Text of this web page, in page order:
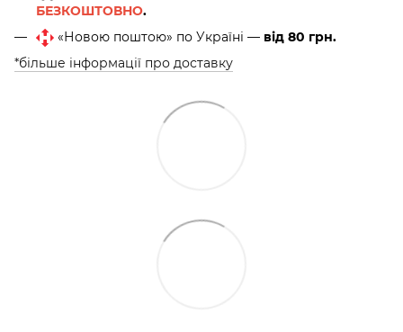
БЕЗКОШТОВНО.
«Новою поштою» по Україні — від 80 грн.
*більше інформації про доставку